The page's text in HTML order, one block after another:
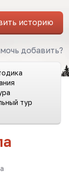
историю
добавить?
тур